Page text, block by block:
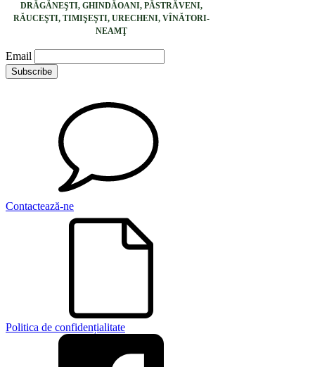
DRĂGĂNEŞTI, GHINDĂOANI, PĂSTRĂVENI,
RĂUCEŞTI, TIMIŞEŞTI, URECHENI, VÎNĂTORI-
NEAMŢ
Email
Contactează-ne
Politica de confidențialitate